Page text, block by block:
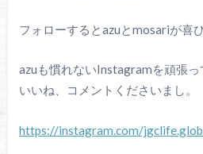
フォローするとazuとmosariが喜び
azuも慣れないInstagramを頑張
いいね、コメントくださいまし。
https://instagram.com/